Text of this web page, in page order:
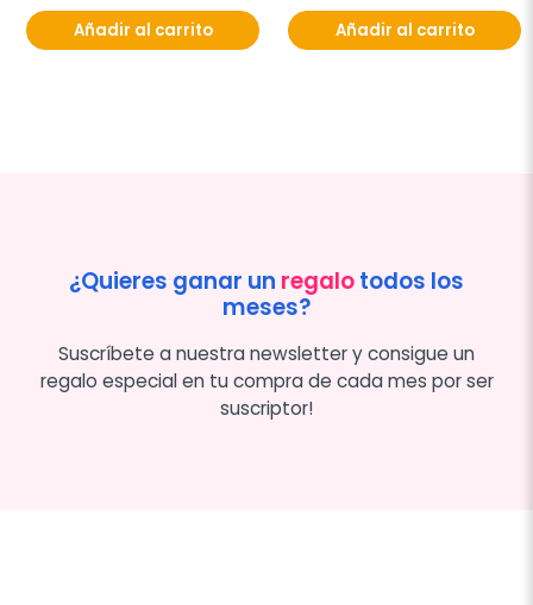
Añadir al carrito Añadir al carrito
¿Quieres ganar un regalotodos los
meses?
Suscríbete a nuestra newsletter y consigue un
regalo especial en tu compra de cada mes por ser
suscriptor!